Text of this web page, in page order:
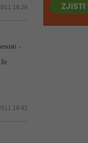
18:26
-
18:42